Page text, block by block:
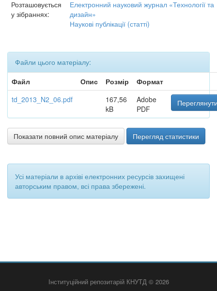
Розташовується
у зібраннях:
Електронний науковий журнал «Технології та
дизайн»
Наукові публікації (статті)
Файли цього матеріалу:
Файл
Опис Розмір
Формат
td_2013_N2_06.pdf
167,56
kB
Adobe
PDF
Показати повний опис матеріалу Перегляд статистики
Усі матеріали в архіві електронних ресурсів захищені
авторським правом, всі права збережені.
Інституційний репозитарій КНУТД © 2026